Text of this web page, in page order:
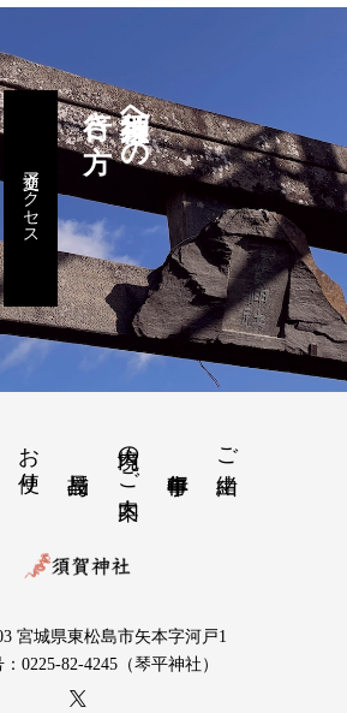
須賀神社への
行き方
交通アクセス
ご由緒
境内のご案内
お便り
宮城県東松島市矢本字河戸1
0225-82-4245（琴平神社）